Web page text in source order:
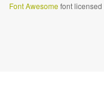
Font Awesomefont